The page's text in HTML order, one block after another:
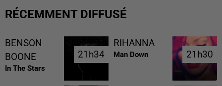
RÉCEMMENT DIFFUSÉ
BENSON
BOONE
In The Stars
21h34
21h34
RIHANNA
Man Down 21h30
21h30